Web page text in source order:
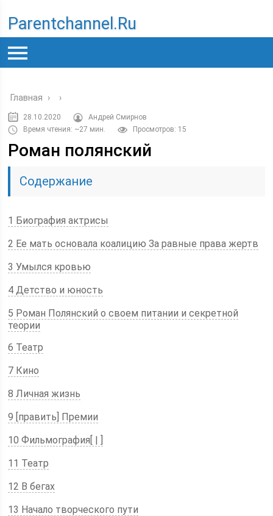
Parentchannel.ru
Главная › ›
28.10.2020
Андрей Смирнов
Время чтения: ~27 мин.
Просмотров: 15
Роман полянский
Содержание
1 Биография актрисы
2 Ее мать основала коалицию За равные права жертв
3 Умылся кровью
4 Детство и юность
5 Роман Полянский о своем питании и секретной
теории
6 Театр
7 Кино
8 Личная жизнь
9 [править] Премии
10 Фильмография[ | ]
11 Театр
12 В бегах
13 Начало творческого пути